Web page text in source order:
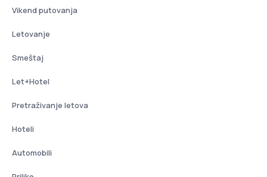
Vikend putovanja
Letovanje
Smeštaj
Let+Hotel
Pretraživanje letova
Hoteli
Automobili